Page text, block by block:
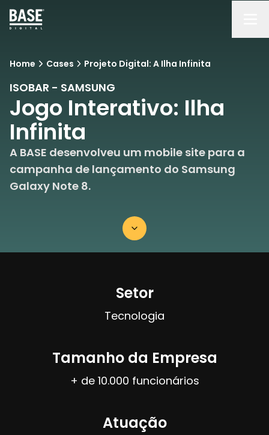
Home Cases Projeto Digital: A Ilha Infinita
ISOBAR - SAMSUNG
Jogo Interativo: Ilha
Infinita
A BASE desenvolveu um mobile site para a
campanha de lançamento do Samsung
Galaxy Note 8.
Setor
Tecnologia
Tamanho da Empresa
+ de 10.000 funcionários
Atuação